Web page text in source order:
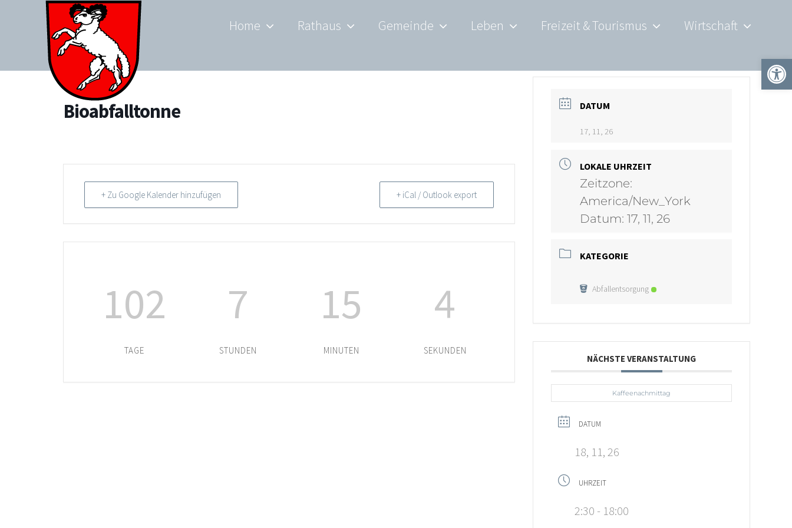
Home Rathaus Gemeinde Leben Freizeit & Tourismus Wirtschaft
Bioabfalltonne
+ Zu Google Kalender hinzufügen + iCal / Outlook export
102
TAGE
7
STUNDEN
15
MINUTEN
4
SEKUNDEN
DATUM
17, 11, 26
LOKALE UHRZEIT
Zeitzone:
America/New_York
Datum:17, 11, 26
KATEGORIE
Abfallentsorgung
NÄCHSTE VERANSTALTUNG
Kaffeenachmittag
DATUM
18, 11, 26
UHRZEIT
2:30 - 18:00